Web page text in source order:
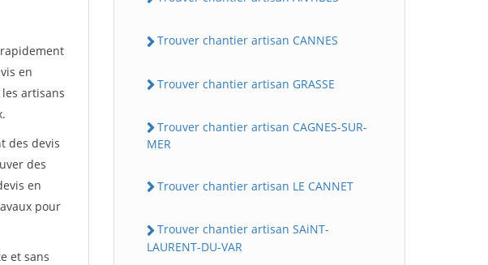
en
artisans
des devis
des
en
pour
et sans
Trouver chantier artisan CANNES
Trouver chantier artisan GRASSE
Trouver chantier artisan CAGNES-SUR-
MER
Trouver chantier artisan LE CANNET
Trouver chantier artisan SAiNT-
LAURENT-DU-VAR